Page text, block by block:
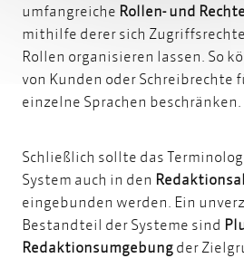
umfangreiche Rollen- und
mithilfe derer sich
Rollen organisieren lassen. So
von Kunden oder Schreibrechte
einzelne Sprachen beschränken.
Schließlich sollte das
System auch in den
eingebunden werden. Ein
Bestandteil der Systeme sind
Redaktionsumgebungder